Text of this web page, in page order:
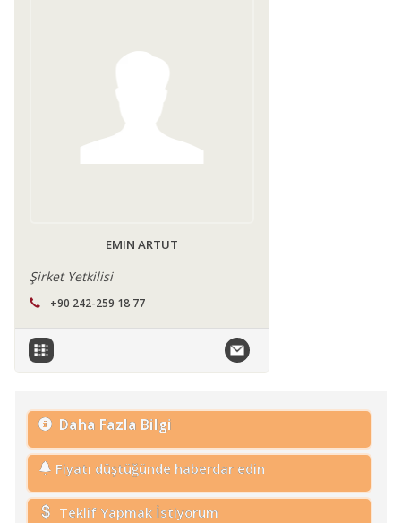
EMIN ARTUT
Şirket Yetkilisi
+90 242-259 18 77
Daha Fazla Bilgi
Fiyatı düştüğünde haberdar edin
Teklif Yapmak İstiyorum